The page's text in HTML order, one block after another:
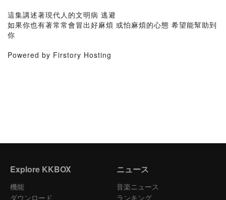
這集講述著現代人的文明病 逃避
如果你也有著常常會冒出好麻煩 或怕麻煩的心態 希望能幫助到
你
Powered by Firstory Hosting
Explore KKBOX
機能
ダウンロード
ニュース
音楽ニュース
ランキング